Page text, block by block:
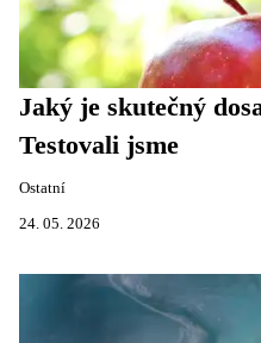
Jaký je skutečný
Testovali jsme
Ostatní
24. 05. 2026